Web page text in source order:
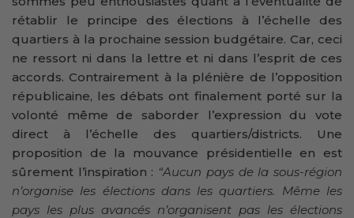
rétablir le principe des élections à l’échelle des
quartiers à la prochaine session budgétaire. Car, ceci
ne ressort ni dans la lettre et ni dans l’esprit de ces
accords. Contrairement à la plénière de l’opposition
républicaine, les débats ont finalement porté sur la
volonté même de saborder l’expression du vote
direct à l’échelle des quartiers/districts. Une
proposition de la mouvance présidentielle en est
sûrement l’inspiration : “Aucun pays de la sous-région
n’organise les élections dans les quartiers. Même les
pays les plus avancés n’organisent pas les élections